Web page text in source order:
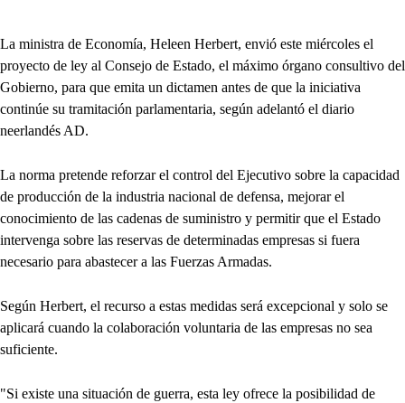
La ministra de Economía, Heleen Herbert, envió este miércoles el
proyecto de ley al Consejo de Estado, el máximo órgano consultivo del
Gobierno, para que emita un dictamen antes de que la iniciativa
continúe su tramitación parlamentaria, según adelantó el diario
neerlandés AD.
La norma pretende reforzar el control del Ejecutivo sobre la capacidad
de producción de la industria nacional de defensa, mejorar el
conocimiento de las cadenas de suministro y permitir que el Estado
intervenga sobre las reservas de determinadas empresas si fuera
necesario para abastecer a las Fuerzas Armadas.
Según Herbert, el recurso a estas medidas será excepcional y solo se
aplicará cuando la colaboración voluntaria de las empresas no sea
suficiente.
"Si existe una situación de guerra, esta ley ofrece la posibilidad de